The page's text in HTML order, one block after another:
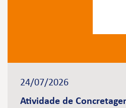
24/07/2026
Atividade de